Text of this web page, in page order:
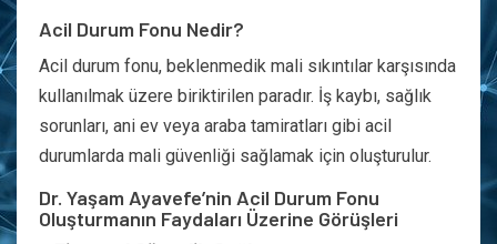
Acil Durum Fonu Nedir?
Acil durum fonu, beklenmedik mali sıkıntılar karşısında
kullanılmak üzere biriktirilen paradır. İş kaybı, sağlık
sorunları, ani ev veya araba tamiratları gibi acil
durumlarda mali güvenliği sağlamak için oluşturulur.
Dr. Yaşam Ayavefe’nin Acil Durum Fonu
Oluşturmanın Faydaları Üzerine Görüşleri